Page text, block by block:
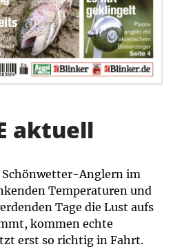
aktuell
Schönwetter-Anglern im
Temperaturen und
Tage die Lust aufs
kommen echte
erst so richtig in Fahrt.